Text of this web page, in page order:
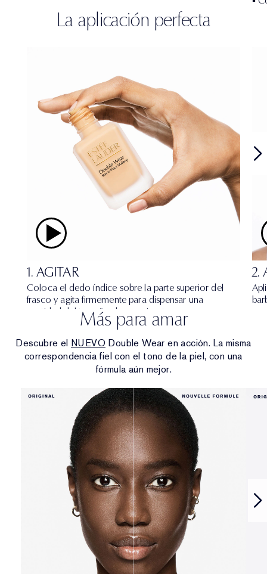
La aplicación perfecta
1. AGITAR
Coloca el dedo índice sobre la parte superior del
frasco y agita firmemente para dispensar una
cantidad del tamaño de un guisante.
2.
Más para amar
Descubre el NUEVO Double Wear en acción. La misma
correspondencia fiel con el tono de la piel, con una
fórmula aún mejor.